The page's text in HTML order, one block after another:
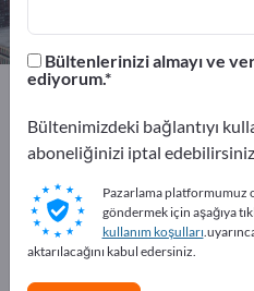
Exportpages
Fason galvaniz işleri
Exportpages'te
verin!
İhtiyaçlar – Teklifler – İkinci
Bültenlerinizi almayı ve
ediyorum.
Bültenimizdeki bağlantıyı
aboneliğinizi iptal
Pazarlama platformumuz
göndermek için aşağıya
kullanım koşulları
aktarılacağını kabul edersiniz.